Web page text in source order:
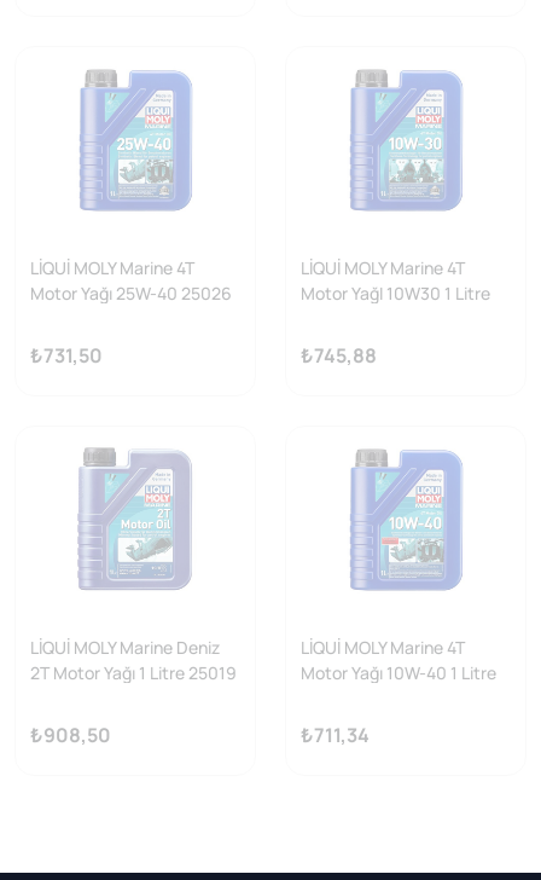
LİQUİ MOLY Marine 4T
Motor Yağı 25W-40 25026
₺731,50
LİQUİ MOLY Marine 4T
Motor YağI 10W30 1 Litre
₺745,88
LİQUİ MOLY Marine Deniz
2T Motor Yağı 1 Litre 25019
₺908,50
LİQUİ MOLY Marine 4T
Motor Yağı 10W-40 1 Litre
₺711,34